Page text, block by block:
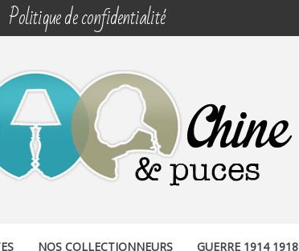
Politique de confidentialité
NOS COLLECTIONNEURS GUERRE 1914 1918